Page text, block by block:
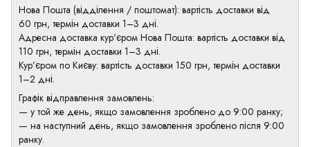
Нова Пошта (відділення / поштомат): вартість доставки від
60 грн, термін доставки 1–3 дні.
Адресна доставка кур'єром Нова Пошта: вартість доставки від
110 грн, термін доставки 1–3 дні.
Кур’єром по Києву: вартість доставки 150 грн, термін доставки
1–2 дні.
Графік відправлення замовлень:
— у той же день, якщо замовлення зроблено до 9:00 ранку;
— на наступний день, якщо замовлення зроблено після 9:00
ранку.